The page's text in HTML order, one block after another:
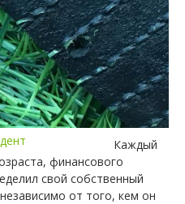
Каждый
финансового
свой собственный
от того, кем он